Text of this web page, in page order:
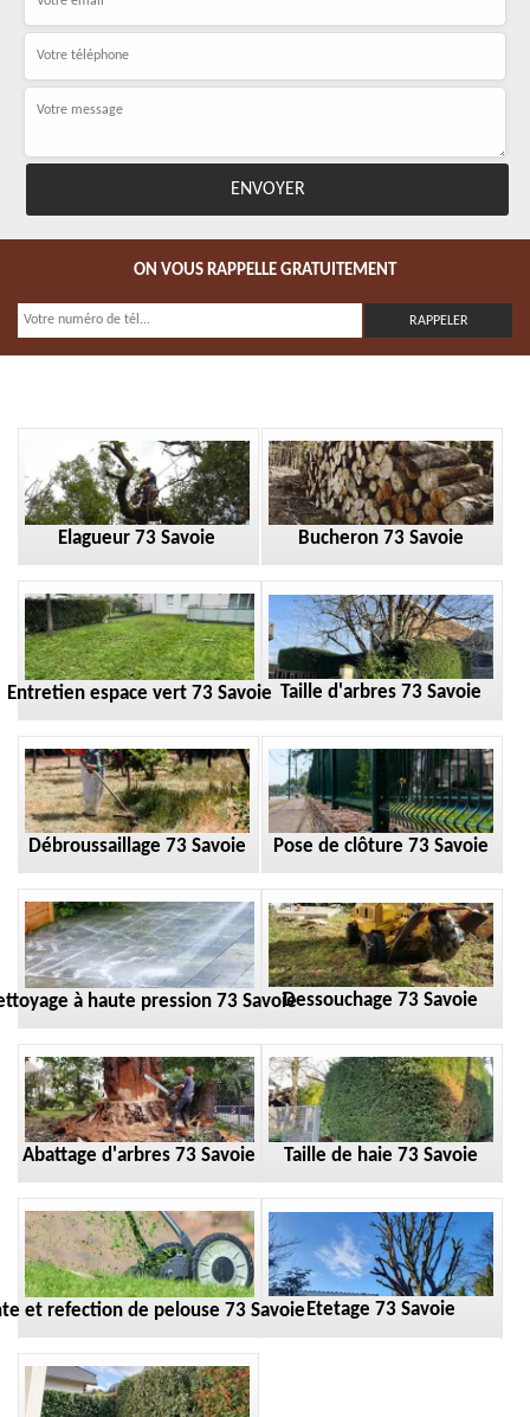
ON VOUS RAPPELLE GRATUITEMENT
Elagueur 73 Savoie Bucheron 73 Savoie
Entretien espace vert 73 Savoie Taille d'arbres 73 Savoie
Débroussaillage 73 Savoie Pose de clôture 73 Savoie
à haute pression 73 SavoieDessouchage 73 Savoie
Abattage d'arbres 73 Savoie Taille de haie 73 Savoie
et refection de pelouse 73 Savoie Etetage 73 Savoie